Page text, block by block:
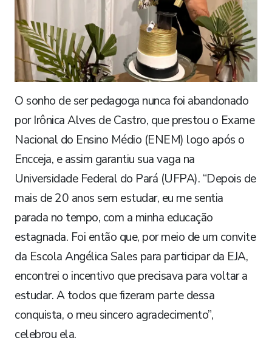
O sonho de ser pedagoga nunca foi abandonado
por Irônica Alves de Castro, que prestou o Exame
Nacional do Ensino Médio (ENEM) logo após o
Encceja, e assim garantiu sua vaga na
Universidade Federal do Pará (UFPA). “Depois de
mais de 20 anos sem estudar, eu me sentia
parada no tempo, com a minha educação
estagnada. Foi então que, por meio de um convite
da Escola Angélica Sales para participar da EJA,
encontrei o incentivo que precisava para voltar a
estudar. A todos que fizeram parte dessa
conquista, o meu sincero agradecimento”,
celebrou ela.